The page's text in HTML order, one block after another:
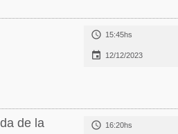
 15:45hs
 12/12/2023
de la
 16:20hs